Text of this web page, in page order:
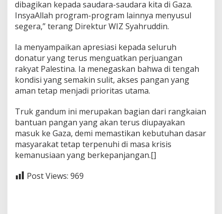
dibagikan kepada saudara-saudara kita di Gaza.
InsyaAllah program-program lainnya menyusul
segera,” terang Direktur WIZ Syahruddin.
Ia menyampaikan apresiasi kepada seluruh
donatur yang terus menguatkan perjuangan
rakyat Palestina. Ia menegaskan bahwa di tengah
kondisi yang semakin sulit, akses pangan yang
aman tetap menjadi prioritas utama.
Truk gandum ini merupakan bagian dari rangkaian
bantuan pangan yang akan terus diupayakan
masuk ke Gaza, demi memastikan kebutuhan dasar
masyarakat tetap terpenuhi di masa krisis
kemanusiaan yang berkepanjangan.[]
Post Views: 969